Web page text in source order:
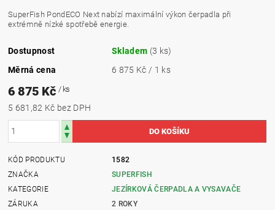
SuperFish PondECO Next nabízí maximální výkon čerpadla při
extrémně nízké spotřebě energie.
Dostupnost Skladem (3 ks)
Měrná cena
6 875 Kč / 1 ks
6 875 Kč / ks
5 681,82 Kč bez DPH
KÓD PRODUKTU
1582
ZNAČKA
SUPERFISH
KATEGORIE
JEZÍRKOVÁ ČERPADLA A VYSAVAČE
ZÁRUKA
2 ROKY